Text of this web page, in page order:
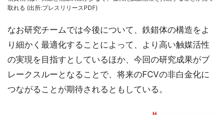
取れる (出所:プレスリリースPDF)
なお研究チームでは今後について、鉄錯体の構造をよ
り細かく最適化することによって、より高い触媒活性
の実現を目指すとしているほか、今回の研究成果がブ
レークスルーとなることで、将来のFCVの非白金化に
つながることが期待されるともしている。